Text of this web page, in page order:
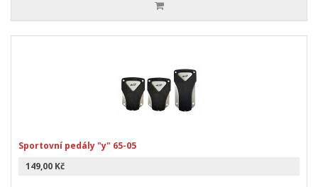
Sportovní pedály "y" 65-05
149,00 Kč